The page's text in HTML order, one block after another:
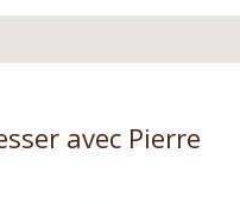
avec Pierre